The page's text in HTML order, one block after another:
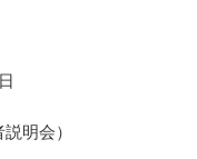
明会）